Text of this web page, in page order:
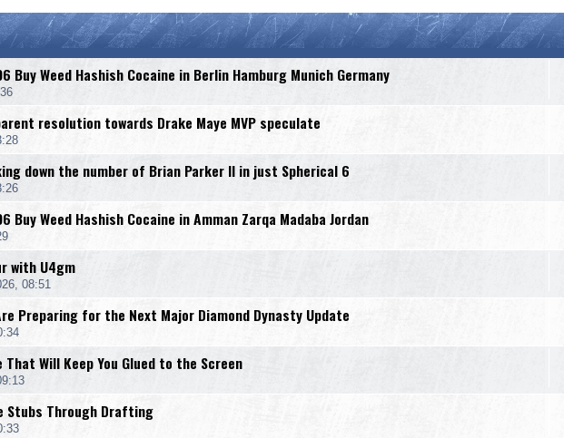
Buy Weed Hashish Cocaine in Berlin Hamburg Munich Germany
resolution towards Drake Maye MVP speculate
down the number of Brian Parker II in just Spherical 6
Buy Weed Hashish Cocaine in Amman Zarqa Madaba Jordan
with U4gm
08:51
Preparing for the Next Major Diamond Dynasty Update
That Will Keep You Glued to the Screen
Stubs Through Drafting